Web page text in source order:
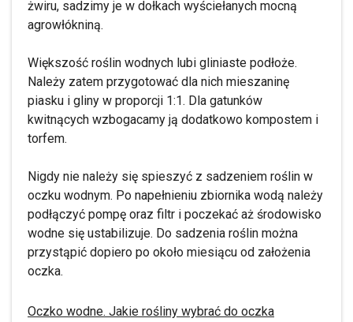
żwiru, sadzimy je w dołkach wyściełanych mocną
agrowłókniną.
Większość roślin wodnych lubi gliniaste podłoże.
Należy zatem przygotować dla nich mieszaninę
piasku i gliny w proporcji 1:1. Dla gatunków
kwitnących wzbogacamy ją dodatkowo kompostem i
torfem.
Nigdy nie należy się spieszyć z sadzeniem roślin w
oczku wodnym. Po napełnieniu zbiornika wodą należy
podłączyć pompę oraz filtr i poczekać aż środowisko
wodne się ustabilizuje. Do sadzenia roślin można
przystąpić dopiero po około miesiącu od założenia
oczka.
Oczko wodne. Jakie rośliny wybrać do oczka